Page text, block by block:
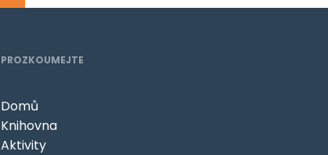
PROZKOUMEJTE
Domů
Knihovna
Aktivity